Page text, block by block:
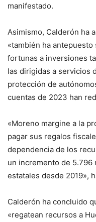
manifestado.
Asimismo, Calderón ha
«también ha
fortunas a inversiones
las dirigidas a servicios
protección de
cuentas de 2023 han
«Moreno margine a la
pagar sus regalos
dependencia de los
un incremento de
estatales desde 2019»,
Calderón ha concluido
«regatean recursos a